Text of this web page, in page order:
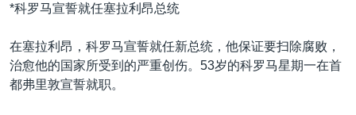
*科罗马宣誓就任塞拉利昂总统
在塞拉利昂，科罗马宣誓就任新总统，他保证要扫除腐败，
治愈他的国家所受到的严重创伤。53岁的科罗马星期一在首
都弗里敦宣誓就职。